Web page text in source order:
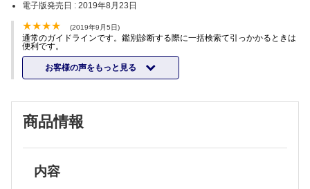
電子版発売日 : 2019年8月23日
(2019年9月5日)
通常のガイドラインです。鑑別診断する際に一括検索て引っかかるときは
便利です。
お客様の声をもっと見る
商品情報
内容